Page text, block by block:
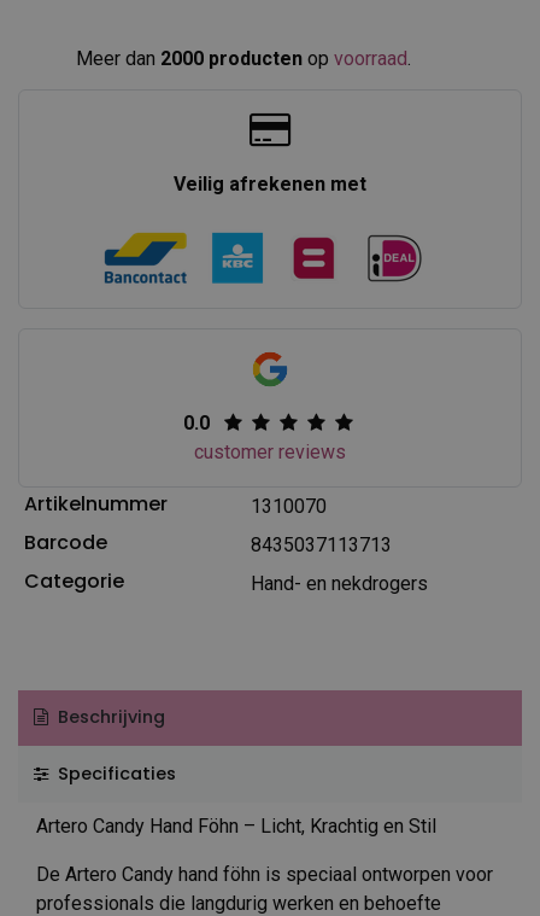
Meer dan 2000 producten op voorraad
Veilig afrekenen met
0.0
customer reviews
Artikelnummer 1310070
Barcode 8435037113713
Categorie Hand- en nekdrogers
Beschrijving
Specificaties
Artero Candy Hand Föhn – Licht, Krachtig en Stil
De Artero Candy hand föhn is speciaal ontworpen voor
professionals die langdurig werken en behoefte